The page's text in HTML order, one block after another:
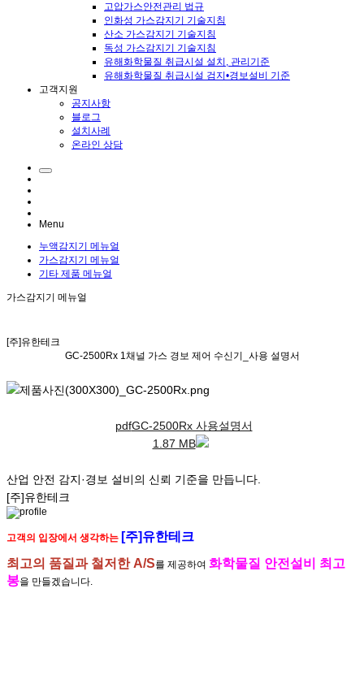
고압가스안전관리 법규
인화성 가스감지기 기술지침
산소 가스감지기 기술지침
독성 가스감지기 기술지침
유해화학물질 취급시설 설치, 관리기준
유해화학물질 취급시설 검지•경보설비 기준
고객지원
공지사항
블로그
설치사례
온라인 상담
Menu
누액감지기 메뉴얼
가스감지기 메뉴얼
기타 제품 메뉴얼
가스감지기 메뉴얼
[주]유한테크
GC-2500Rx 1채널 가스 경보 제어 수신기_사용 설명서
pdfGC-2500Rx 사용설명서
1.87 MB
산업안전 감지·경보의설계 표준 을 수립합니다.
[주]유한테크
고객의 입장에서 생각하는 [주]유한테크
최고의 품질과 철저한 A/S를 제공하여 화학물질 안전설비 최고
봉을 만들겠습니다.